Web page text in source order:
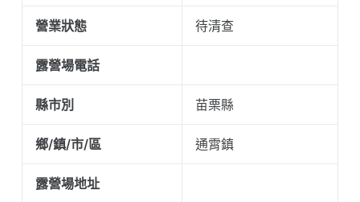
營業狀態 待清查
露營場電話
縣市別 苗栗縣
鄉/鎮/市/區 通霄鎮
露營場地址